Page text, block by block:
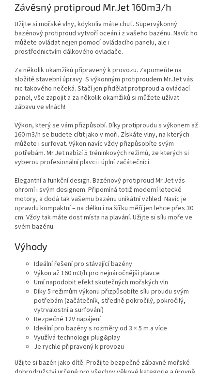
Závěsný protiproud Mr.Jet 160m3/h
Užijte si mořské vlny, kdykoliv máte chuť. Supervýkonný
bazénový protiproud vytvoří oceán i z vašeho bazénu. Navíc ho
můžete ovládat nejen pomocí ovládacího panelu, ale i
prostřednictvím dálkového ovladače.
Za několik okamžiků připravený k provozu. Zapomeňte na
složité stavební úpravy. S výkonným protiproudem Mr.Jet vás
nic takového nečeká. Stačí jen přidělat protiproud a ovládací
panel, vše zapojit a za několik okamžiků si můžete užívat
zábavu ve vlnách!
Výkon, který se vám přizpůsobí. Díky protiproudu s výkonem až
160 m3/h se budete cítit jako v moři. Získáte vlny, na kterých
můžete i surfovat. Výkon navíc vždy přizpůsobíte svým
potřebám. Mr.Jet nabízí5 tréninkových režimů, ze kterých si
vyberou profesionální plavci i úplní začátečníci.
Elegantní a funkční design. Bazénový protiproud Mr.Jet vás
ohromí i svým designem. Připomíná totiž moderní letecké
motory, a dodá tak vašemu bazénu unikátní vzhled. Navíc je
opravdu kompaktní – na délku i na šířku měří jen lehce přes 30
cm. Vždy tak máte dost místa na plavání. Užijte si sílu moře ve
svém bazénu.
Výhody
Ideální řešení pro stávající bazény
Výkon až 160 m3/h pro nejnáročnější plavce
Umí napodobit efekt skutečných mořských vln
Díky 5 režimům výkonu přizpůsobíte sílu proudu svým
potřebám (začátečník, středně pokročilý, pokročilý,
vytrvalostní a surfování)
Bezpečné 12V napájení
Ideální pro bazény s rozměry od 3 × 5 m a více
Využívá technologii plug&play
Je rychle připravený k provozu
Užijte si bazén jako dítě. Prožijte bezpečné zábavné mořské